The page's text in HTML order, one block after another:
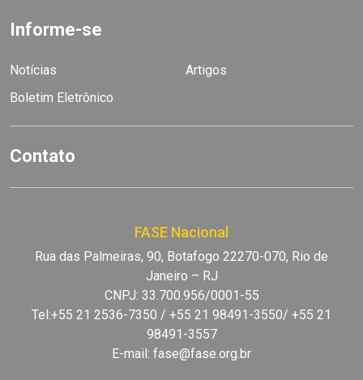
Informe-se
Notícias
Artigos
Boletim Eletrônico
Contato
FASE Nacional
Rua das Palmeiras, 90, Botafogo 22270-070, Rio de
Janeiro – RJ
CNPJ: 33.700.956/0001-55
Tel:+55 21 2536-7350 / +55 21 98491-3550/ +55 21
98491-3557
E-mail: fase@fase.org.br